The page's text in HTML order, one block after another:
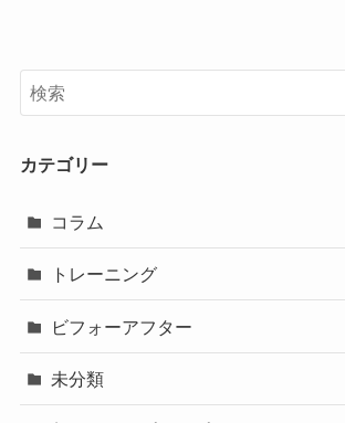
カテゴリー
コラム
トレーニング
ビフォーアフター
未分類